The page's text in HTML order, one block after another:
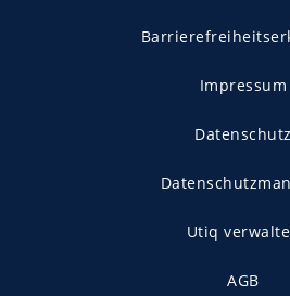
Impressum
Datenschutz
Utiq
AGB